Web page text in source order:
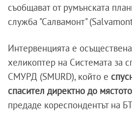
съобщават от румънската
служба "Салвамонт"
Интервенцията е
хеликоптер на Системата за
СМУРД (SMURD), който е
спасител директно до
предаде кореспондентът на